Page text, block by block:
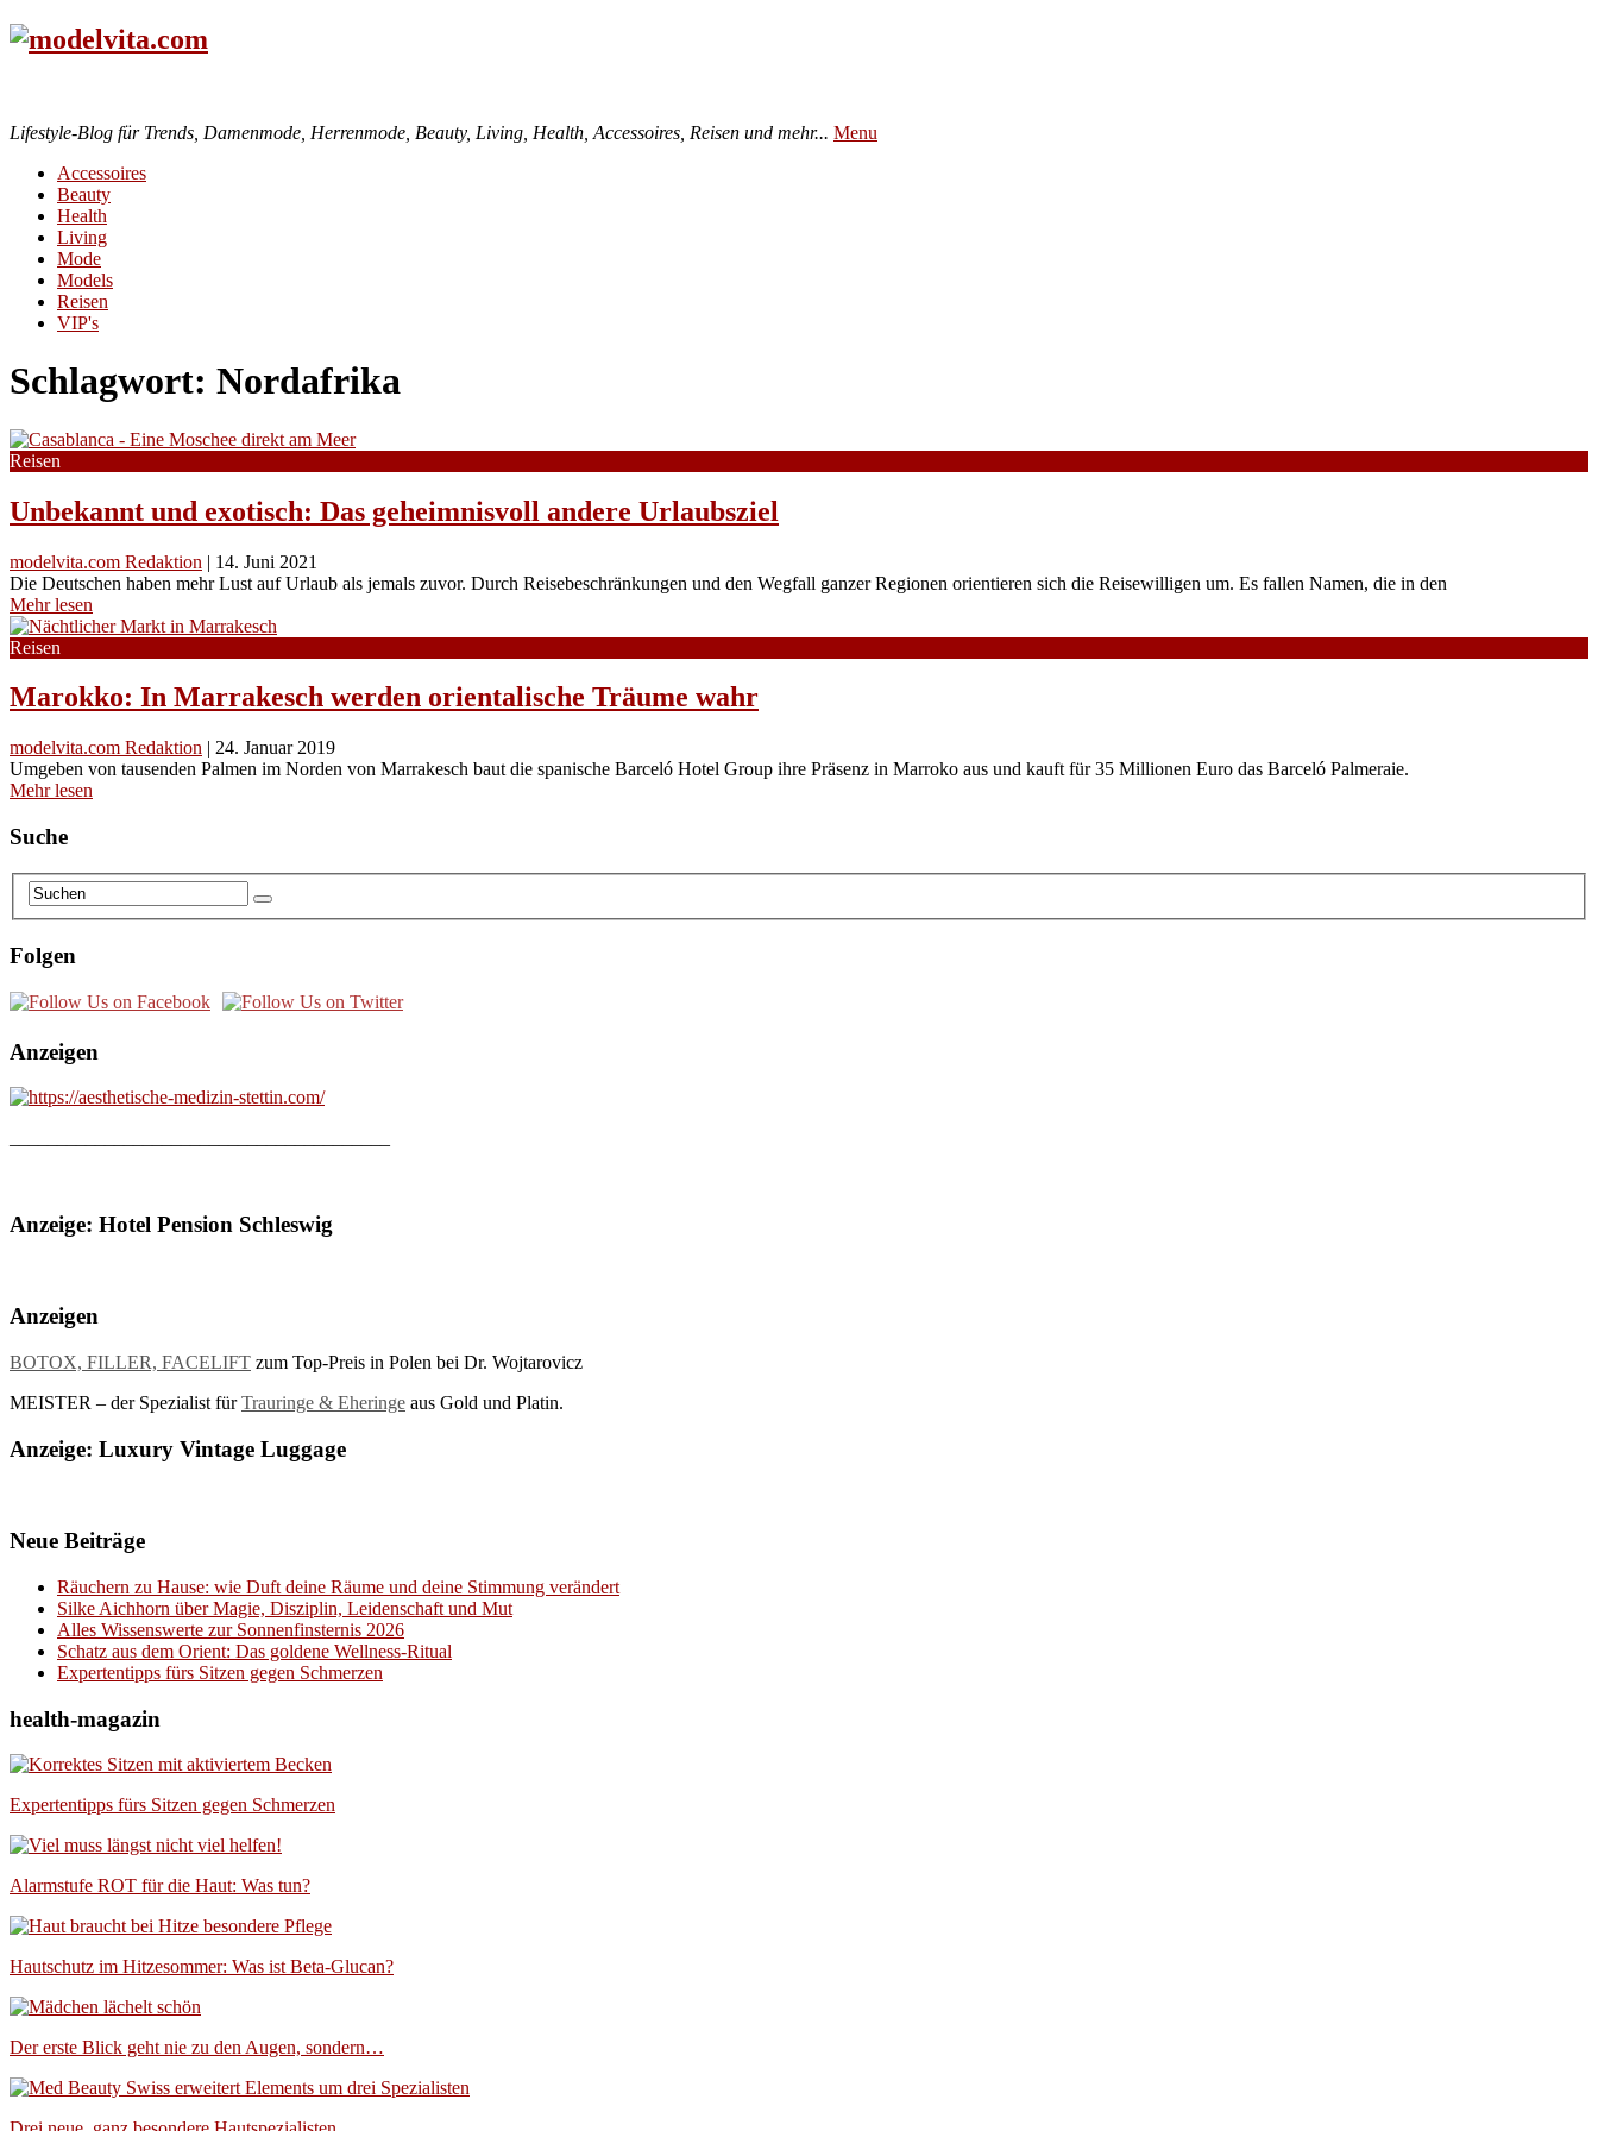
Lifestyle-Blog für Trends, Damenmode, Herrenmode, Beauty, Living, Health, Accessoires, Reisen und mehr... Menu
Accessoires
Beauty
Health
Living
Mode
Models
Reisen
VIP's
Schlagwort: Nordafrika
Reisen
Unbekannt und exotisch: Das geheimnisvoll andere Urlaubsziel
modelvita.com Redaktion | 14. Juni 2021
Die Deutschen haben mehr Lust auf Urlaub als jemals zuvor. Durch Reisebeschränkungen und den Wegfall ganzer Regionen orientieren sich die Reisewilligen um. Es fallen Namen, die in den
Mehr lesen
Reisen
Marokko: In Marrakesch werden orientalische Träume wahr
modelvita.com Redaktion | 24. Januar 2019
Umgeben von tausenden Palmen im Norden von Marrakesch baut die spanische Barceló Hotel Group ihre Präsenz in Marroko aus und kauft für 35 Millionen Euro das Barceló Palmeraie.
Mehr lesen
Suche
Folgen
Anzeigen
Anzeige: Hotel Pension Schleswig
Anzeigen
BOTOX, FILLER, FACELIFT zum Top-Preis in Polen bei Dr. Wojtarovicz
MEISTER – der Spezialist fürTrauringe & Eheringe aus Gold und Platin.
Anzeige: Luxury Vintage Luggage
Neue Beiträge
Räuchern zu Hause: wie Duft deine Räume und deine Stimmung verändert
Silke Aichhorn über Magie, Disziplin, Leidenschaft und Mut
Alles Wissenswerte zur Sonnenfinsternis 2026
Schatz aus dem Orient: Das goldene Wellness-Ritual
Expertentipps fürs Sitzen gegen Schmerzen
health-magazin
Expertentipps fürs Sitzen gegen Schmerzen
Alarmstufe ROT für die Haut: Was tun?
Hautschutz im Hitzesommer: Was ist Beta-Glucan?
Der erste Blick geht nie zu den Augen, sondern…